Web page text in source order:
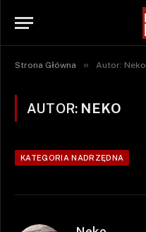
Strona Główna » Autor: Neko
AUTOR: NEKO
KATEGORIA NADRZĘDNA